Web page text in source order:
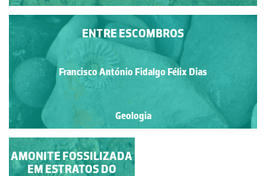
ENTRE ESCOMBROS
Francisco António Fidalgo Félix Dias
Geologia
AMONITE DO
TOARCIANO
AMONITE FOSSILIZADA
EM ESTRATOS DO